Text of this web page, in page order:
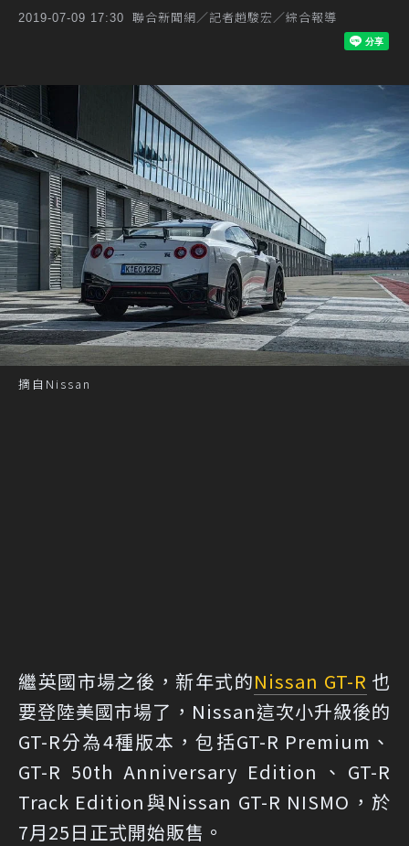
2019-07-09 17:30 聯合新聞網／記者趙駿宏／綜合報導
摘自Nissan
繼英國市場之後，新年式的Nissan GT-R 也
要登陸美國市場了，Nissan這次小升級後的
GT-R分為4種版本，包括GT-R Premium、
GT-R 50th Anniversary Edition、GT-R
Track Edition與Nissan GT-R NISMO，於
7月25日正式開始販售。